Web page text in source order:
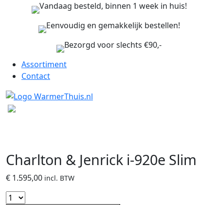
Vandaag besteld, binnen 1 week in huis!
Eenvoudig en gemakkelijk bestellen!
Bezorgd voor slechts €90,-
Assortiment
Contact
Charlton & Jenrick i-920e Slim
€ 1.595,00 incl. BTW